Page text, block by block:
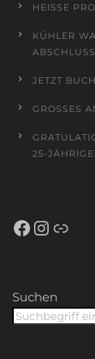
HEISSE
KÜHLER
JETZT
GROSSES
25-
Facebook
Schulportal
Suchen